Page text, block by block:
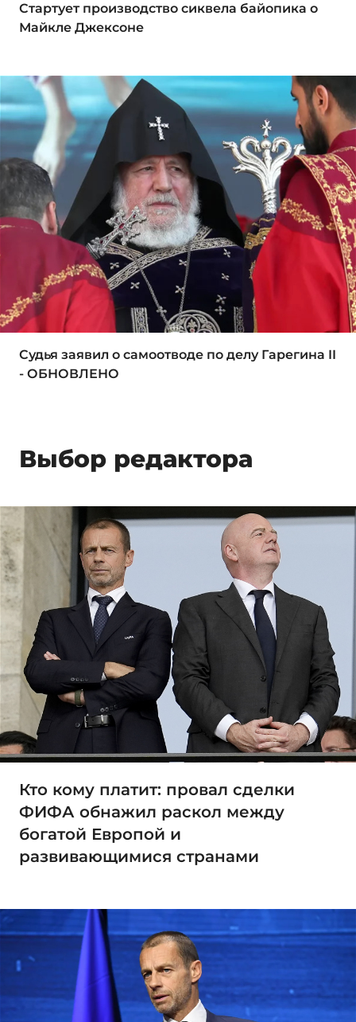
Стартует производство сиквела байопика о
Майкле Джексоне
Судья заявил о самоотводе по делу Гарегина II
- ОБНОВЛЕНО
Выбор редактора
Кто кому платит: провал сделки
ФИФА обнажил раскол между
богатой Европой и
развивающимися странами